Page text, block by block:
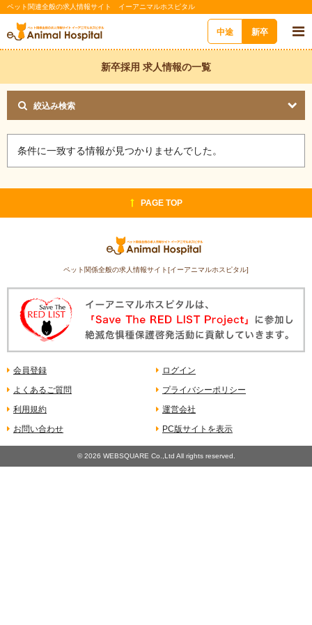
ペット関連全般の求人情報サイト イーアニマルホスピタル
中途 新卒
新卒採用 求人情報の一覧
絞込み検索
条件に一致する情報が見つかりませんでした。
PAGE TOP
ペット関係全般の求人情報サイト[イーアニマルホスピタル]
会員登録
ログイン
よくあるご質問
プライバシーポリシー
利用規約
運営会社
お問い合わせ
PC版サイトを表示
©2026 WEBSQUARE Co.,Ltd All rights reserved.